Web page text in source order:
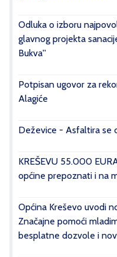
Odluka o izboru
glavnog projekta
Bukva''
Potpisan ugovor za
Alagiće
Deževice - Asfaltira se
KREŠEVU 55.000
općine prepoznati i na
Općina Kreševo uvodi
Značajne pomoći
besplatne dozvole i